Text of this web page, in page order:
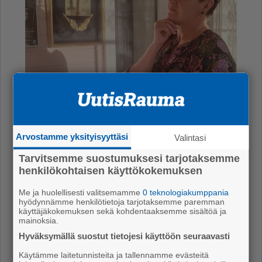
Arvostamme yksityisyyttäsi Valintasi
Tarvitsemme suostumuksesi tarjotaksemme
henkilökohtaisen käyttökokemuksen
Me ja huolellisesti valitsemamme0 teknologiakumppania
hyödynnämme henkilötietoja tarjotaksemme paremman
käyttäjäkokemuksen sekä kohdentaaksemme sisältöä ja
mainoksia.
Hyväksymällä suostut tietojesi käyttöön seuraavasti
Käytämme laitetunnisteita ja tallennamme evästeitä